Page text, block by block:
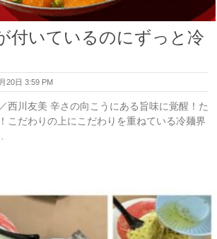
付いているのにずっと冷
20日 3:59 PM
西川友美 辛さの向こうにある旨味に覚醒！た
こだわりの上にこだわりを重ねている冷麺界